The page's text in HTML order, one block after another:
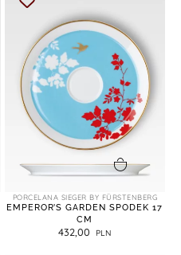
dodaj do koszyka
PORCELANA SIEGER BY FÜRSTENBERG
EMPEROR’S GARDEN SPODEK 17
CM
432,00